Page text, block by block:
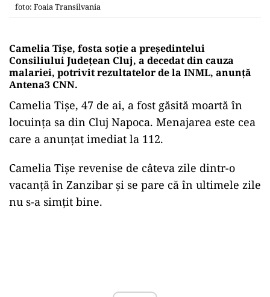
foto: Foaia Transilvania
Camelia Tișe, fosta soție a președintelui
Consiliului Județean Cluj, a decedat din cauza
malariei, potrivit rezultatelor de la INML, anunță
Antena3 CNN.
Camelia Tișe, 47 de ai, a fost găsită moartă în
locuința sa din Cluj Napoca. Menajarea este cea
care a anunțat imediat la 112.
Camelia Tișe revenise de câteva zile dintr-o
vacanță în Zanzibar și se pare că în ultimele zile
nu s-a simțit bine.